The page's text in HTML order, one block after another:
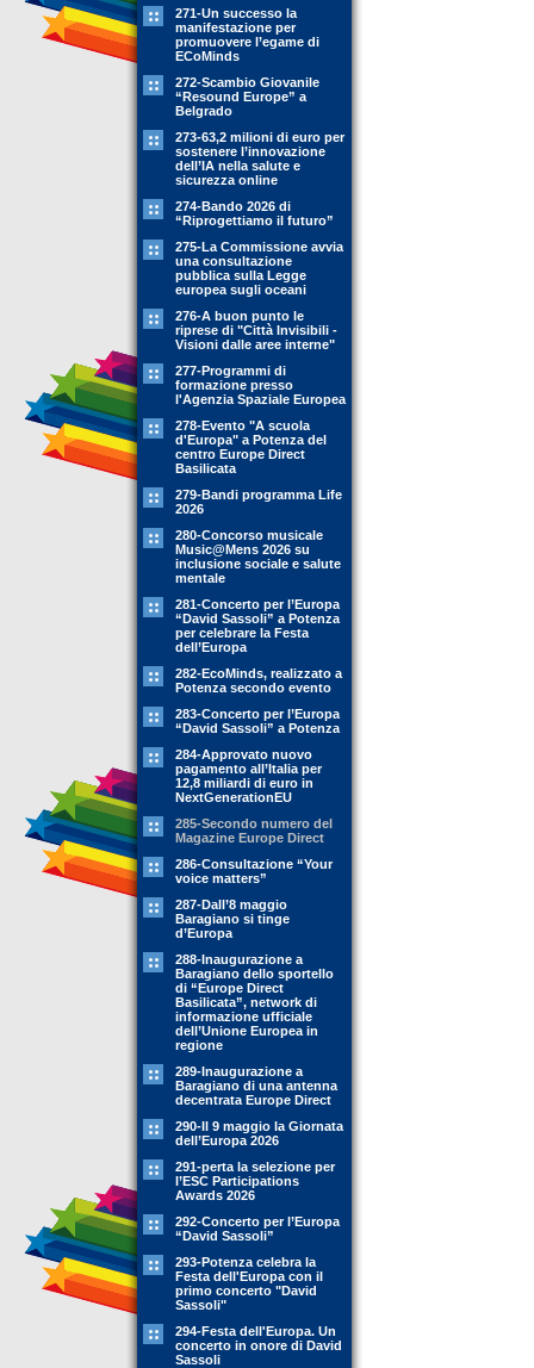
271-Un successo la
manifestazione per
promuovere l’egame di
ECoMinds
272-Scambio Giovanile
“Resound Europe” a
Belgrado
273-63,2 milioni di euro per
sostenere l’innovazione
dell’IA nella salute e
sicurezza online
274-Bando 2026 di
“Riprogettiamo il futuro”
275-La Commissione avvia
una consultazione
pubblica sulla Legge
europea sugli oceani
276-A buon punto le
riprese di "Città Invisibili -
Visioni dalle aree interne"
277-Programmi di
formazione presso
l'Agenzia Spaziale Europea
278-Evento "A scuola
d'Europa" a Potenza del
centro Europe Direct
Basilicata
279-Bandi programma Life
2026
280-Concorso musicale
Music@Mens 2026 su
inclusione sociale e salute
mentale
281-Concerto per l’Europa
“David Sassoli” a Potenza
per celebrare la Festa
dell’Europa
282-EcoMinds, realizzato a
Potenza secondo evento
283-Concerto per l’Europa
“David Sassoli” a Potenza
284-Approvato nuovo
pagamento all’Italia per
12,8 miliardi di euro in
NextGenerationEU
285-Secondo numero del
Magazine Europe Direct
286-Consultazione “Your
voice matters”
287-Dall’8 maggio
Baragiano si tinge
d’Europa
288-Inaugurazione a
Baragiano dello sportello
di “Europe Direct
Basilicata”, network di
informazione ufficiale
dell’Unione Europea in
regione
289-Inaugurazione a
Baragiano di una antenna
decentrata Europe Direct
290-Il 9 maggio la Giornata
dell’Europa 2026
291-perta la selezione per
l’ESC Participations
Awards 2026
292-Concerto per l’Europa
“David Sassoli”
293-Potenza celebra la
Festa dell'Europa con il
primo concerto "David
Sassoli"
294-Festa dell'Europa. Un
concerto in onore di David
Sassoli